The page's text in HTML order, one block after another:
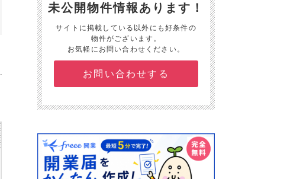
未公開物件情報あります！
サイトに掲載している以外にも好条件の
物件がございます。
お気軽にお問い合わせください。
お問い合わせする